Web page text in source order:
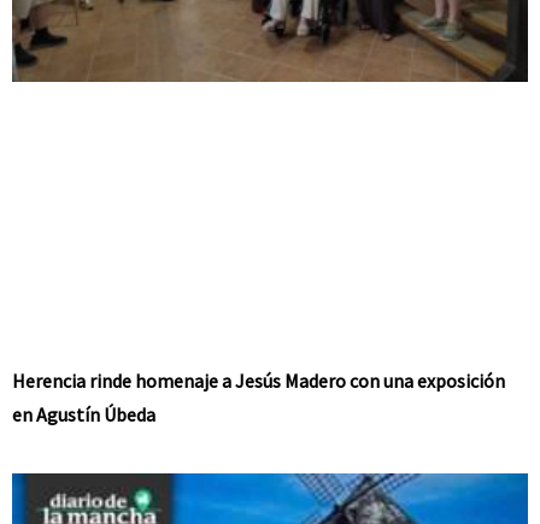
Herencia rinde homenaje a Jesús Madero con una exposición
en Agustín Úbeda